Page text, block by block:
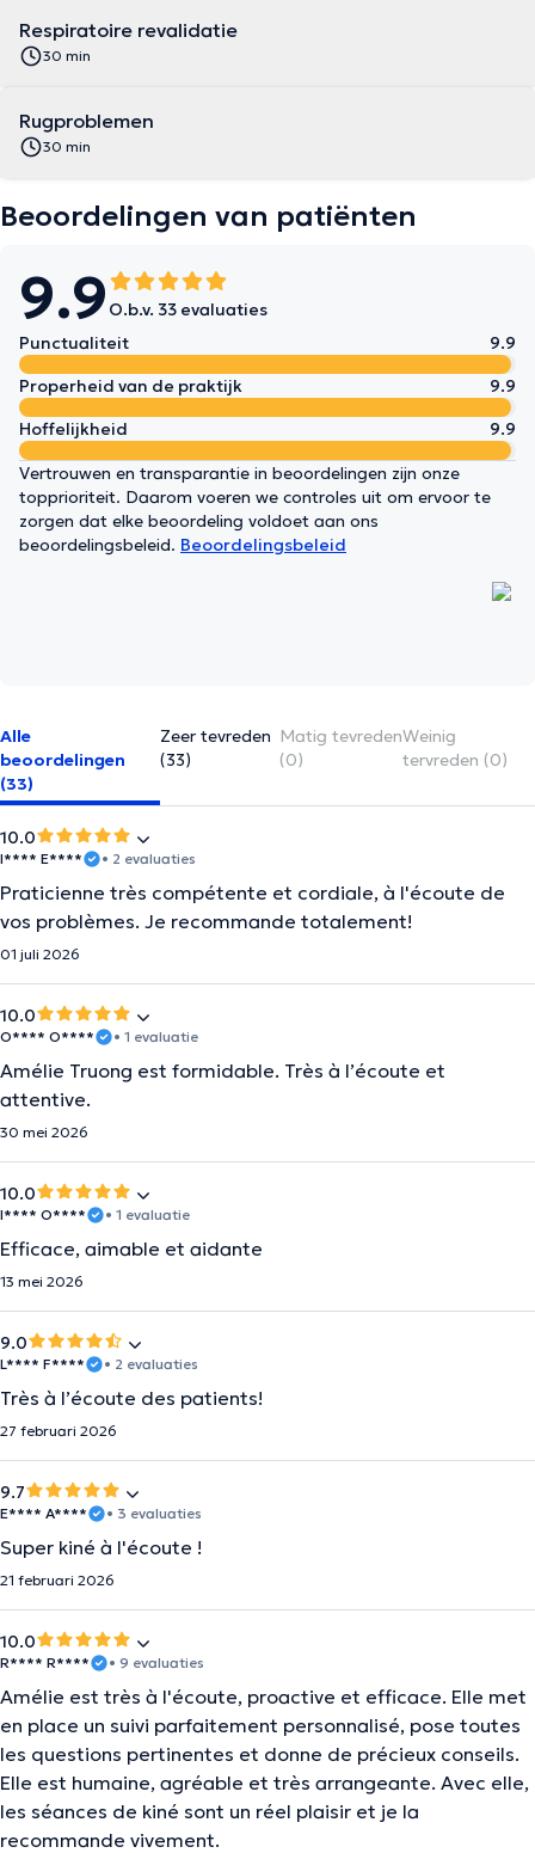
Respiratoire revalidatie
30 min
Rugproblemen
30 min
Beoordelingen van patiënten
9.9 O.b.v. 33 evaluaties
Punctualiteit
9.9
Properheid van de praktijk
9.9
Hoffelijkheid
9.9
Vertrouwen en transparantie in beoordelingen zijn onze
topprioriteit. Daarom voeren we controles uit om ervoor te
zorgen dat elke beoordeling voldoet aan ons
beoordelingsbeleid. Beoordelingsbeleid
Alle
beoordelingen
(33)
Zeer tevreden
(33)
Matig tevreden
(0)
Weinig
tervreden (0)
10.0
I**** E**** • 2 evaluaties
Praticienne très compétente et cordiale, à l'écoute de
vos problèmes. Je recommande totalement!
01 juli 2026
10.0
O**** O**** • 1 evaluatie
Amélie Truong est formidable. Très à l’écoute et
attentive.
30 mei 2026
10.0
I**** O**** • 1 evaluatie
Efficace, aimable et aidante
13 mei 2026
9.0
L**** F**** • 2 evaluaties
Très à l’écoute des patients!
27 februari 2026
9.7
E**** A**** • 3 evaluaties
Super kiné à l'écoute !
21 februari 2026
10.0
R**** R**** • 9 evaluaties
Amélie est très à l'écoute, proactive et efficace. Elle met
en place un suivi parfaitement personnalisé, pose toutes
les questions pertinentes et donne de précieux conseils.
Elle est humaine, agréable et très arrangeante. Avec elle,
les séances de kiné sont un réel plaisir et je la
recommande vivement.